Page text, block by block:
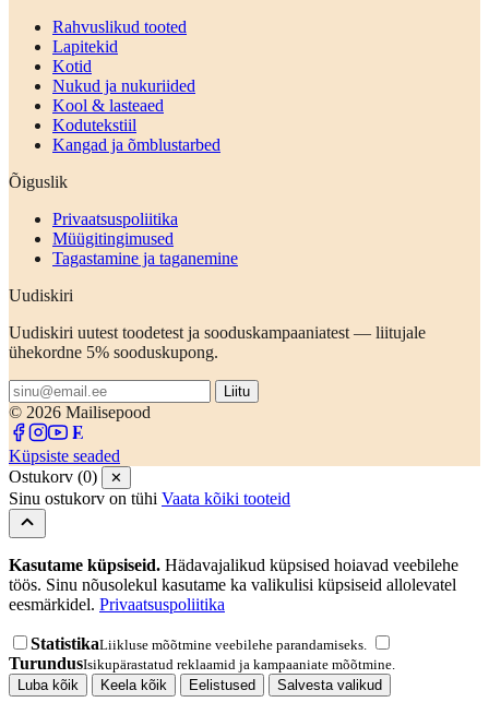
Rahvuslikud tooted
Lapitekid
Kotid
Nukud ja nukuriided
Kool & lasteaed
Kodutekstiil
Kangad ja õmblustarbed
Õiguslik
Privaatsuspoliitika
Müügitingimused
Tagastamine ja taganemine
Uudiskiri
Uudiskiri uutest toodetest ja sooduskampaaniatest — liitujale
ühekordne 5% sooduskupong.
Liitu
© 2026 Mailisepood
Küpsiste seaded
Ostukorv (0)
✕
Sinu ostukorv on tühi Vaata kõiki tooteid
Kasutame küpsiseid. Hädavajalikud küpsised hoiavad veebilehe
töös. Sinu nõusolekul kasutame ka valikulisi küpsiseid allolevatel
eesmärkidel. Privaatsuspoliitika
StatistikaLiikluse mõõtmine veebilehe parandamiseks.
TurundusIsikupärastatud reklaamid ja kampaaniate mõõtmine.
Luba kõik
Keela kõik Eelistused Salvesta valikud